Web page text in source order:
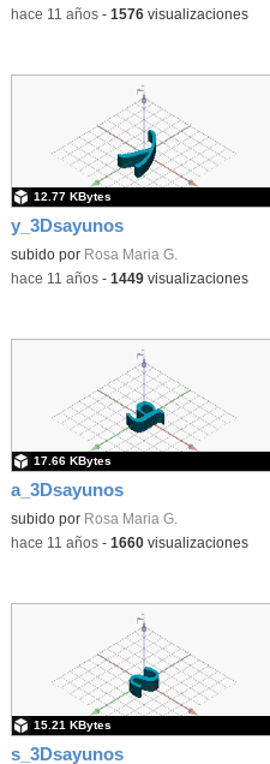
-hace 11 años- 1576visualizaciones
y_3Dsayunos
subido por Rosa Maria G.
12.77 KBytes
-hace 11 años- 1449visualizaciones
a_3Dsayunos
subido por Rosa Maria G.
17.66 KBytes
-hace 11 años- 1660visualizaciones
s_3Dsayunos
15.21 KBytes